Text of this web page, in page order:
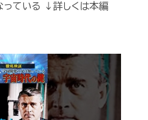
っている ↓詳しくは本編